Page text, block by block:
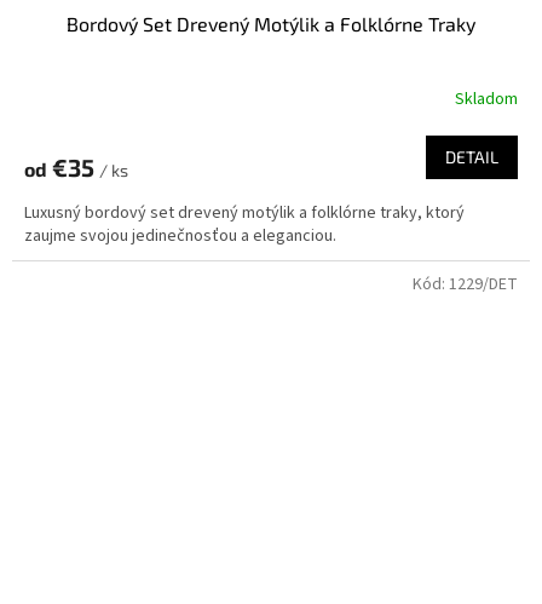
Bordový Set Drevený Motýlik a Folklórne Traky
Skladom
od €35 / ks
DETAIL
Luxusný bordový set drevený motýlik a folklórne traky, ktorý
zaujme svojou jedinečnosťou a eleganciou.
Kód: 1229/DET